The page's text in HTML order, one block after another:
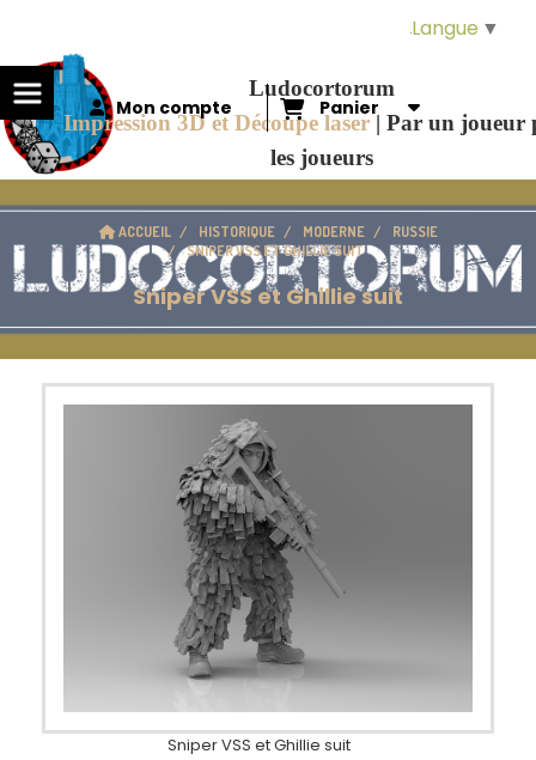
Ludocortorum
Impression 3D et Découpe laser |Par un joueur
les joueurs
Mon compte Panier
ACCUEIL HISTORIQUE MODERNE
RUSSIE
SNIPER VSS ET GHILLIE SUIT
Sniper VSS et Ghillie suit
Sniper VSS et Ghillie suit
Langue ▼